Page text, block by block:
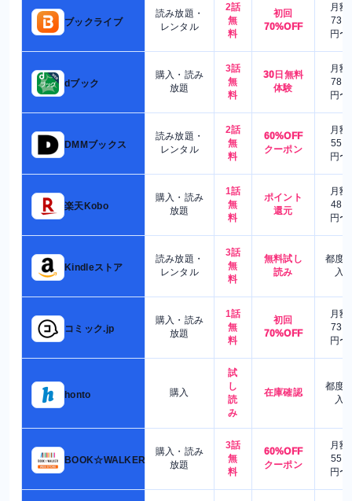
ブックライブ
読み放題・
レンタル
2話
無
料
初回
70%OFF
月額
730
円〜
dブック
購入・読み
放題
3話
無
料
30日無料
体験
月額
780
円〜
DMMブックス
読み放題・
レンタル
2話
無
料
60%OFF
クーポン
月額
550
円〜
楽天Kobo
購入・読み
放題
1話
無
料
ポイント
還元
月額
480
円〜
Kindleストア
読み放題・
レンタル
3話
無
料
無料試し
読み
都度
入
コミック.jp
購入・読み
放題
1話
無
料
初回
70%OFF
月額
730
円〜
honto 購入
試
し
読
み
在庫確認
都度
入
BOOK☆WALKER
購入・読み
放題
3話
無
料
60%OFF
クーポン
月額
550
円〜